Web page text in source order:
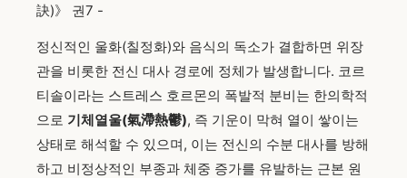
訣)》 권7 -
정신적인 울화(칠정화)와 음식의 독소가 결합하면 위장
관을 비롯한 전신 대사 경로에 정체가 발생합니다. 코르
티솔이라는 스트레스 호르몬의 폭발적 분비는 한의학적
으로 기체열울(氣滯熱鬱), 즉 기운이 막혀 열이 쌓이는
상태로 해석할 수 있으며, 이는 전신의 수분 대사를 방해
하고 비정상적인 부종과 체중 증가를 유발하는 근본 원